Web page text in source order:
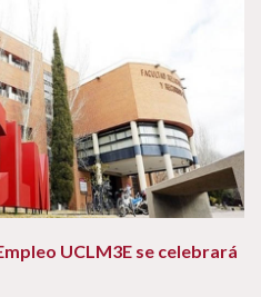
UCLM3E se celebrará